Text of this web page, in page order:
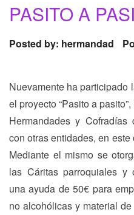
PASITO A
Posted by: hermandad
Nuevamente ha participado
el proyecto “Pasito a
Hermandades y
con otras entidades, en
Mediante el mismo se
las Cáritas parroquiales y
una ayuda de 50€ para
no alcohólicas y material